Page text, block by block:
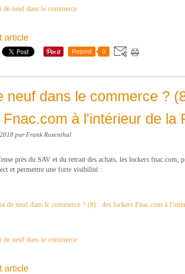
de neuf dans le commerce
article
Repost 0
neuf dans le commerce ?
à l'intérieur de la
par Frank Rosenthal
près du SAV et du retrait des achats, les lockers fnac.com,
et permettre une forte visibilité :
de neuf dans le commerce
article